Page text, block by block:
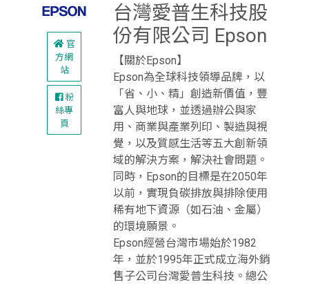
官
方網
站
粉
絲專
頁
台灣愛普生科技股
份有限公司 Epson
【關於Epson】
Epson為全球科技領導品牌，以
「省、小、精」創造新價值，豐
富人與地球，並透過辦公與家
用、商業與產業列印、製造與視
覺，以及質感生活等五大創新領
域的解決方案，解決社會問題。
同時，Epson的目標是在2050年
以前，實現負碳排放與排除使用
稀有地下資源（如石油、金屬）
的環境願景。
Epson經營台灣市場始於1982
年，並於1995年正式成立海外銷
售子公司台灣愛普生科技。總公